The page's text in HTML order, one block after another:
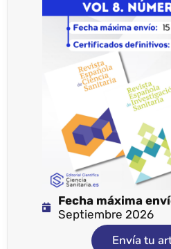
Fecha máxima
Septiembre 2026
Envía tu